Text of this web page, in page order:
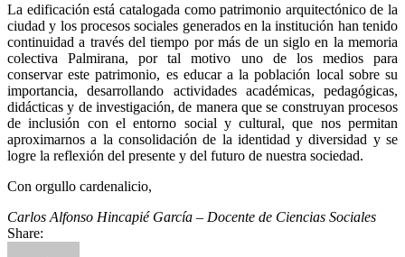
La edificación está catalogada como patrimonio arquitectónico de la
ciudad y los procesos sociales generados en la institución han tenido
continuidad a través del tiempo por más de un siglo en la memoria
colectiva Palmirana, por tal motivo uno de los medios para
conservar este patrimonio, es educar a la población local sobre su
importancia, desarrollando actividades académicas, pedagógicas,
didácticas y de investigación, de manera que se construyan procesos
de inclusión con el entorno social y cultural, que nos permitan
aproximarnos a la consolidación de la identidad y diversidad y se
logre la reflexión del presente y del futuro de nuestra sociedad.
Con orgullo cardenalicio,
Carlos Alfonso Hincapié García – Docente de Ciencias Sociales
Share: